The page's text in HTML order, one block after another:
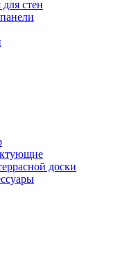
стен
доски